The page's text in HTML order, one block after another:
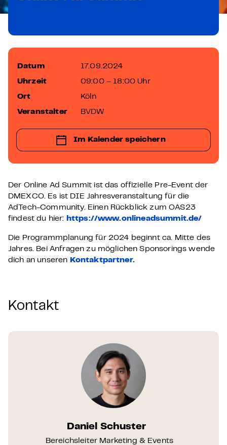
Der Online Ad Summit ist das offizielle Pre-Event der
DMEXCO. Es ist DIE Jahresveranstaltung für die
AdTech-Community. Einen Rückblick zum OAS23
findest du hier: https://www.onlineadsummit.de/
Die Programmplanung für 2024 beginnt ca. Mitte des
Jahres. Bei Anfragen zu möglichen Sponsorings wende
dich an unseren Kontaktpartner.
Datum 17.09.2024
Uhrzeit 09:00 – 18:00 Uhr
Ort Köln
Veranstalter BVDW
Im Kalender speichern
Kontakt
Daniel Schuster
Bereichsleiter Marketing & Events